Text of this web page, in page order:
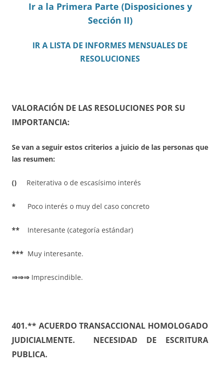
Ir a la Primera Parte (Disposiciones y
Sección II)
IR A LISTA DE INFORMES MENSUALES DE
RESOLUCIONES
VALORACIÓN DE LAS RESOLUCIONES POR SU
IMPORTANCIA:
Se van a seguir estos criterios a juicio de las personas que
las resumen:
() Reiterativa o de escasísimo interés
* Poco interés o muy del caso concreto
** Interesante (categoría estándar)
*** Muy interesante.
⇒⇒⇒ Imprescindible.
401.** ACUERDO TRANSACCIONAL HOMOLOGADO
JUDICIALMENTE. NECESIDAD DE ESCRITURA
PUBLICA.